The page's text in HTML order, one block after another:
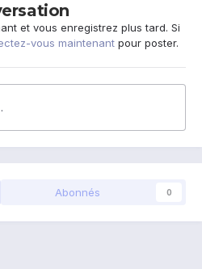
et vous enregistrez plus tard. Si
vous maintenant pour poster.
Abonnés 0